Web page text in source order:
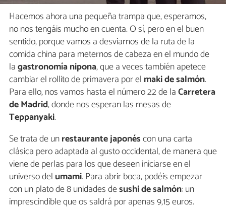
Hacemos ahora una pequeña trampa que, esperamos,
no nos tengáis mucho en cuenta. O sí, pero en el buen
sentido, porque vamos a desviarnos de la ruta de la
comida china para meternos de cabeza en el mundo de
lagastronomía nipona, que a veces también apetece
cambiar el rollito de primavera por el maki de salmón.
Para ello, nos vamos hasta el número 22 de laCarretera
de Madrid, donde nos esperan las mesas de
Teppanyaki.
Se trata de unrestaurante japonéscon una carta
clásica pero adaptada al gusto occidental, de manera que
viene de perlas para los que deseen iniciarse en el
universo del umami. Para abrir boca, podéis empezar
con un plato de 8 unidades desushi de salmón: un
imprescindible que os saldrá por apenas 9,15 euros.